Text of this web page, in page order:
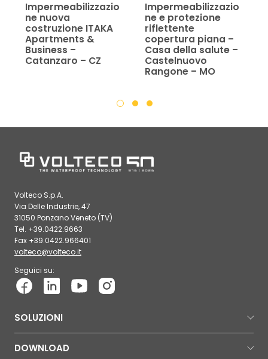
Impermeabilizzazio
ne nuova
costruzione ITAKA
Apartments &
Business –
Catanzaro – CZ
Impermeabilizzazio
ne e protezione
riflettente
copertura piana –
Casa della salute –
Castelnuovo
Rangone – MO
Volteco S.p.A.
Via Delle Industrie, 47
31050 Ponzano Veneto (TV)
Tel. +39.0422.9663
Fax +39.0422.966401
volteco@volteco.it
Seguici su:
SOLUZIONI
DOWNLOAD